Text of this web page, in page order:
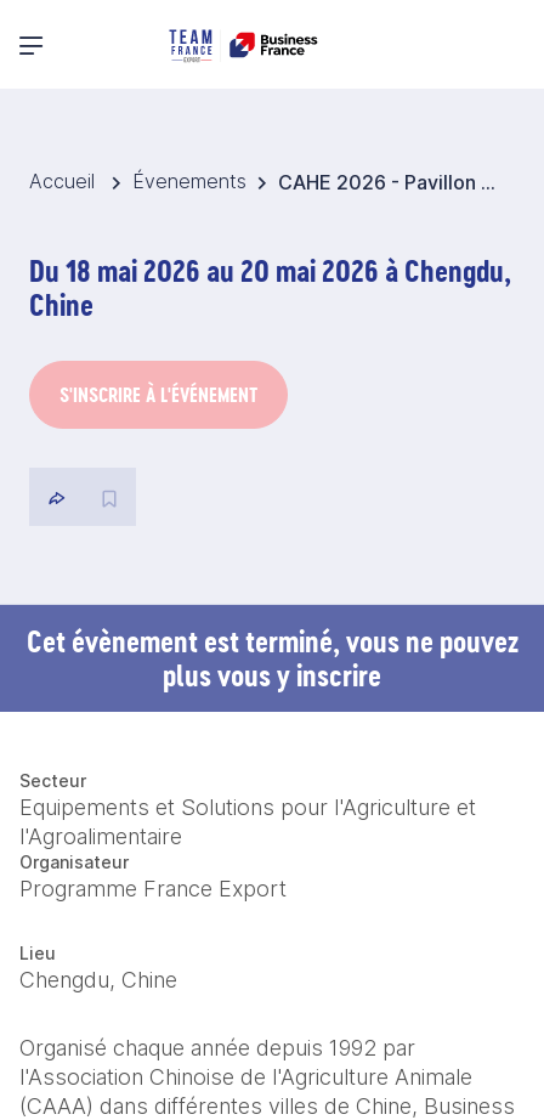
Menu principal
Accueil Évenements CAHE 2026 - Pavillon France Elevage - Chine
Du 18 mai 2026 au 20 mai 2026 à Chengdu,
Chine
S'INSCRIRE À L'ÉVÉNEMENT
Cet évènement est terminé, vous ne pouvez
plus vous y inscrire
Secteur
Equipements et Solutions pour l'Agriculture et
l'Agroalimentaire
Organisateur
Programme France Export
Lieu
Chengdu, Chine
Organisé chaque année depuis 1992 par
l'Association Chinoise de l'Agriculture Animale
(CAAA) dans différentes villes de Chine, Business